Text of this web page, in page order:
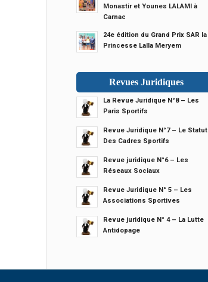
Monastir et Younes LALAMI à
Carnac
24e édition du Grand Prix SAR la
Princesse Lalla Meryem
Revues Juridiques
La Revue Juridique N°8 – Les
Paris Sportifs
Revue Juridique N°7 – Le Statut
Des Cadres Sportifs
Revue juridique N°6 – Les
Réseaux Sociaux
Revue Juridique N° 5 – Les
Associations Sportives
Revue juridique N° 4 – La Lutte
Antidopage